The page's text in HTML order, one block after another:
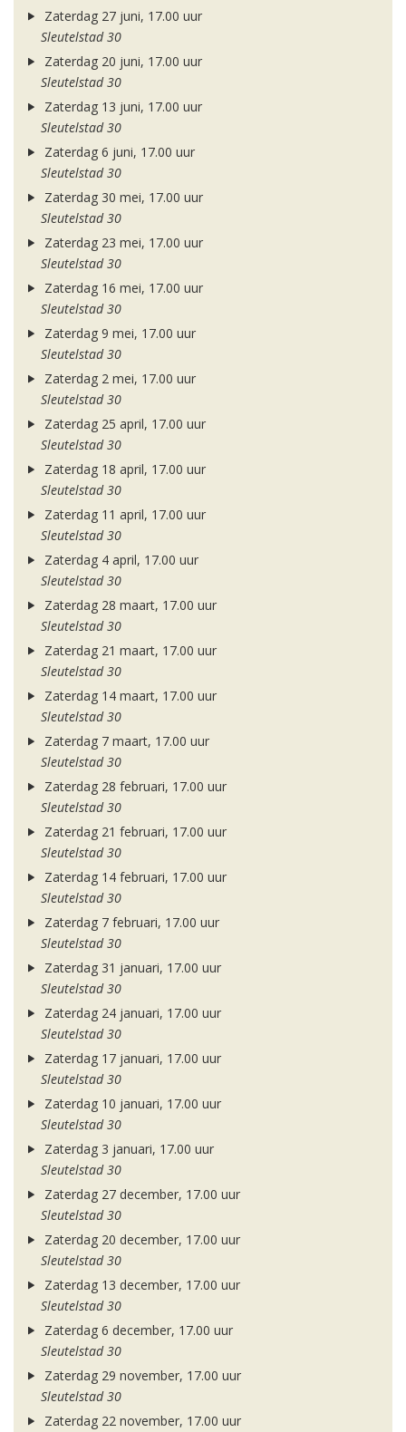
Zaterdag 27 juni, 17.00 uur
Sleutelstad 30
Zaterdag 20 juni, 17.00 uur
Sleutelstad 30
Zaterdag 13 juni, 17.00 uur
Sleutelstad 30
Zaterdag 6 juni, 17.00 uur
Sleutelstad 30
Zaterdag 30 mei, 17.00 uur
Sleutelstad 30
Zaterdag 23 mei, 17.00 uur
Sleutelstad 30
Zaterdag 16 mei, 17.00 uur
Sleutelstad 30
Zaterdag 9 mei, 17.00 uur
Sleutelstad 30
Zaterdag 2 mei, 17.00 uur
Sleutelstad 30
Zaterdag 25 april, 17.00 uur
Sleutelstad 30
Zaterdag 18 april, 17.00 uur
Sleutelstad 30
Zaterdag 11 april, 17.00 uur
Sleutelstad 30
Zaterdag 4 april, 17.00 uur
Sleutelstad 30
Zaterdag 28 maart, 17.00 uur
Sleutelstad 30
Zaterdag 21 maart, 17.00 uur
Sleutelstad 30
Zaterdag 14 maart, 17.00 uur
Sleutelstad 30
Zaterdag 7 maart, 17.00 uur
Sleutelstad 30
Zaterdag 28 februari, 17.00 uur
Sleutelstad 30
Zaterdag 21 februari, 17.00 uur
Sleutelstad 30
Zaterdag 14 februari, 17.00 uur
Sleutelstad 30
Zaterdag 7 februari, 17.00 uur
Sleutelstad 30
Zaterdag 31 januari, 17.00 uur
Sleutelstad 30
Zaterdag 24 januari, 17.00 uur
Sleutelstad 30
Zaterdag 17 januari, 17.00 uur
Sleutelstad 30
Zaterdag 10 januari, 17.00 uur
Sleutelstad 30
Zaterdag 3 januari, 17.00 uur
Sleutelstad 30
Zaterdag 27 december, 17.00 uur
Sleutelstad 30
Zaterdag 20 december, 17.00 uur
Sleutelstad 30
Zaterdag 13 december, 17.00 uur
Sleutelstad 30
Zaterdag 6 december, 17.00 uur
Sleutelstad 30
Zaterdag 29 november, 17.00 uur
Sleutelstad 30
Zaterdag 22 november, 17.00 uur